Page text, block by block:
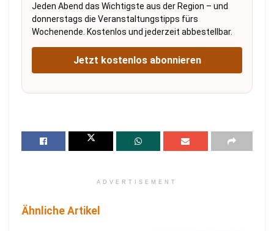
Jeden Abend das Wichtigste aus der Region – und
donnerstags die Veranstaltungstipps fürs
Wochenende. Kostenlos und jederzeit abbestellbar.
Jetzt kostenlos abonnieren
ADVERTISEMENT
Ähnliche Artikel